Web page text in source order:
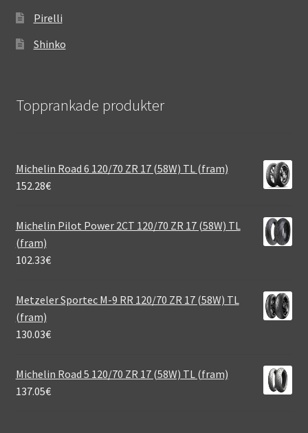
Pirelli
Shinko
Topprankade produkter
Michelin Road 6 120/70 ZR 17 (58W) TL (fram)
152.28€
Michelin Pilot Power 2CT 120/70 ZR 17 (58W) TL
(fram)
102.33€
Metzeler Sportec M-9 RR 120/70 ZR 17 (58W) TL
(fram)
130.03€
Michelin Road 5 120/70 ZR 17 (58W) TL (fram)
137.05€